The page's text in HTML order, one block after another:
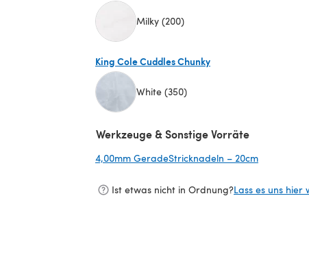
Milky (200)
King Cole Cuddles Chunky
White (350)
Werkzeuge & Sonstige Vorräte
4,00mm GeradeStricknadeln – 20cm
Ist etwas nicht in Ordnung?Lass es uns hier